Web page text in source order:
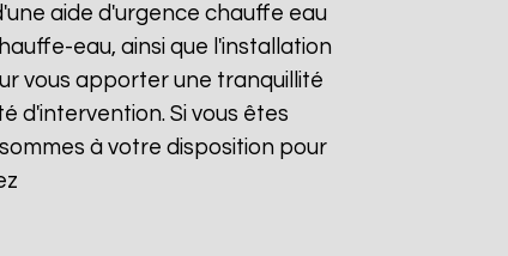
aide d'urgence chauffe eau
eau, ainsi que l'installation
vous apporter une tranquillité
d'intervention. Si vous êtes
à votre disposition pour